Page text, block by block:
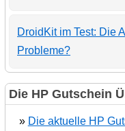
DroidKit im Test: Die
Probleme?
Die HP Gutschein
» Die aktuelle HP